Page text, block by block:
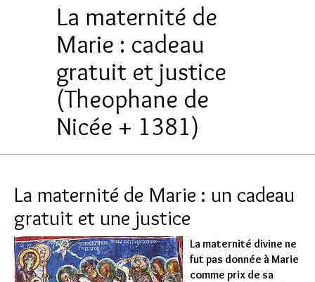
La maternité de
Marie : cadeau
gratuit et justice
(Theophane de
Nicée + 1381)
La maternité de Marie : un cadeau
gratuit et une justice
La maternité divine ne
fut pas donnée à Marie
comme prix de sa